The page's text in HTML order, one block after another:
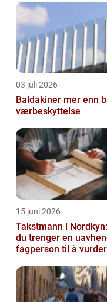
03 juli 2026
Baldakiner mer enn bare
værbeskyttelse
15 juni 2026
Takstmann i
du trenger en
fagperson til å